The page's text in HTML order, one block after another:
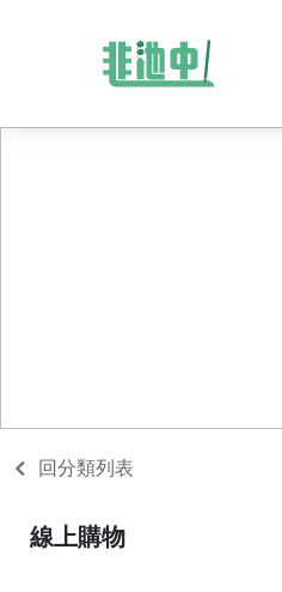
回分類列表
線上購物